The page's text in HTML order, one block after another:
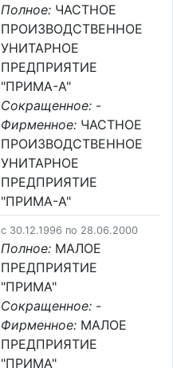
Полное: ЧАСТНОЕ
ПРОИЗВОДСТВЕННОЕ
УНИТАРНОЕ
ПРЕДПРИЯТИЕ
"ПРИМА-А"
Сокращенное: -
Фирменное: ЧАСТНОЕ
ПРОИЗВОДСТВЕННОЕ
УНИТАРНОЕ
ПРЕДПРИЯТИЕ
"ПРИМА-А"
c 30.12.1996 по 28.06.2000
Полное: МАЛОЕ
ПРЕДПРИЯТИЕ
"ПРИМА"
Сокращенное: -
Фирменное: МАЛОЕ
ПРЕДПРИЯТИЕ
"ПРИМА"